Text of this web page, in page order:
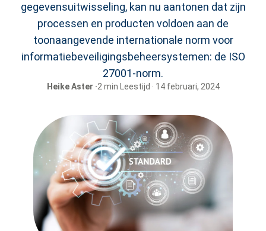
gegevensuitwisseling, kan nu aantonen dat zijn
processen en producten voldoen aan de
toonaangevende internationale norm voor
informatiebeveiligingsbeheersystemen: de ISO
27001-norm.
Heike Aster ·2 min Leestijd · 14 februari, 2024